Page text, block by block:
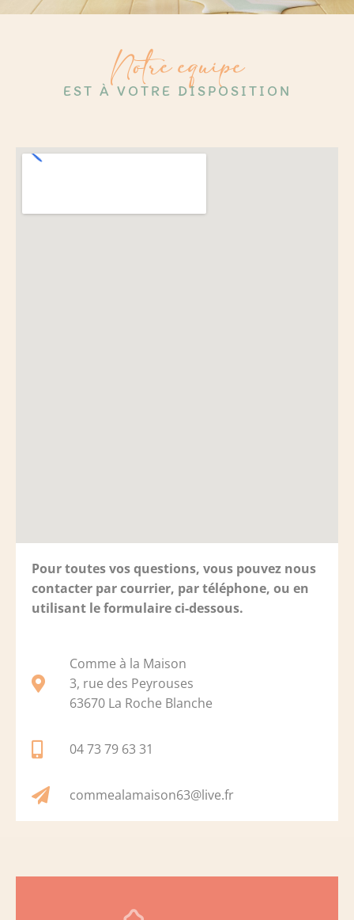
Notre equipe
EST À VOTRE DISPOSITION
Pour toutes vos questions, vous pouvez nous
contacter par courrier, par téléphone, ou en
utilisant le formulaire ci-dessous.
Comme à la Maison
3, rue des Peyrouses
63670 La Roche Blanche
04 73 79 63 31
commealamaison63@live.fr